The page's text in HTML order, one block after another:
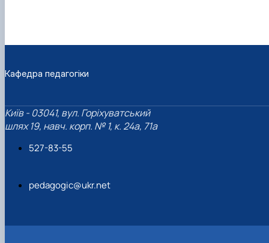
Кафедра педагогіки
Київ - 03041, вул. Горіхуватський
шлях 19, навч. корп. № 1, к. 24а, 71а
527-83-55
pedagogic@ukr.net